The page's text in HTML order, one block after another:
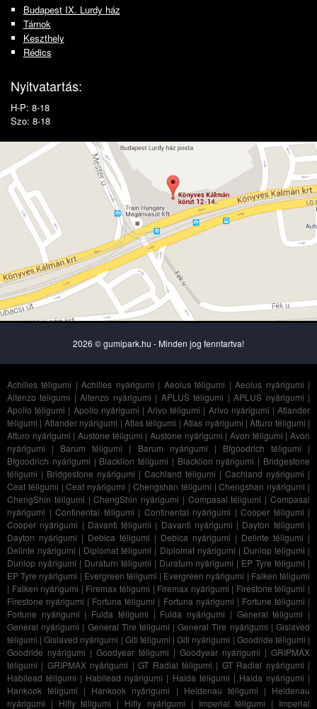
Budapest IX. Lurdy ház
Tárnok
Keszthely
Rédics
Nyitvatartás:
H-P: 8-18
Szo: 8-18
2026 © gumipark.hu - Minden jog fenntartva!
Achilles téligumi |Achilles nyárigumi | Aeolus téligumi |Aeolus nyárigumi |
Altenzo téligumi |Altenzo nyárigumi | APLUS téligumi |APLUS nyárigumi |
Apollo téligumi | Apollo nyárigumi |Arivo téligumi | Arivo nyárigumi |Atlander
téligumi | Atlander nyárigumi | Atlas téligumi |Atlas nyárigumi |Atturo téligumi |
Atturo nyárigumi |Austone téligumi |Austone nyárigumi |Avon téligumi |Avon
nyárigumi | Barum téligumi | Barum nyárigumi | Bfgoodrich téligumi |
Bfgoodrich nyárigumi | Blacklion téligumi | Blacklion nyárigumi | Bridgestone
téligumi | Bridgestone nyárigumi | Cachland téligumi | Cachland nyárigumi |
Ceat téligumi |Ceat nyárigumi | Chengshan téligumi |Chengshan nyárigumi |
ChengShin téligumi |ChengShin nyárigumi | Compasal téligumi |Compasal
nyárigumi | Continental téligumi | Continental nyárigumi | Cooper téligumi |
Cooper nyárigumi | Davanti téligumi | Davanti nyárigumi | Dayton téligumi |
Dayton nyárigumi | Debica téligumi | Debica nyárigumi | Delinte téligumi |
Delinte nyárigumi | Diplomat téligumi | Diplomat nyárigumi | Dunlop téligumi |
Dunlop nyárigumi | Duraturn téligumi | Duraturn nyárigumi | EP Tyre téligumi |
EP Tyre nyárigumi | Evergreen téligumi | Evergreen nyárigumi | Falken téligumi
| Falken nyárigumi | Firemax téligumi | Firemax nyárigumi | Firestone téligumi |
Firestone nyárigumi | Fortuna téligumi | Fortuna nyárigumi | Fortune téligumi |
Fortune nyárigumi | Fulda téligumi | Fulda nyárigumi | General téligumi |
General nyárigumi | General Tire téligumi |General Tire nyárigumi |Gislaved
téligumi |Gislaved nyárigumi | Giti téligumi |Giti nyárigumi | Goodride téligumi |
Goodride nyárigumi | Goodyear téligumi | Goodyear nyárigumi | GRIPMAX
téligumi | GRIPMAX nyárigumi |GT Radial téligumi | GT Radial nyárigumi |
Habilead téligumi | Habilead nyárigumi | Haida téligumi | Haida nyárigumi |
Hankook téligumi | Hankook nyárigumi | Heidenau téligumi | Heidenau
nyárigumi | Hifly téligumi | Hifly nyárigumi | Imperial téligumi | Imperial